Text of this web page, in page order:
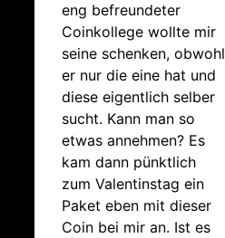
eng befreundeter
Coinkollege wollte mir
seine schenken, obwohl
er nur die eine hat und
diese eigentlich selber
sucht. Kann man so
etwas annehmen? Es
kam dann pünktlich
zum Valentinstag ein
Paket eben mit dieser
Coin bei mir an. Ist es